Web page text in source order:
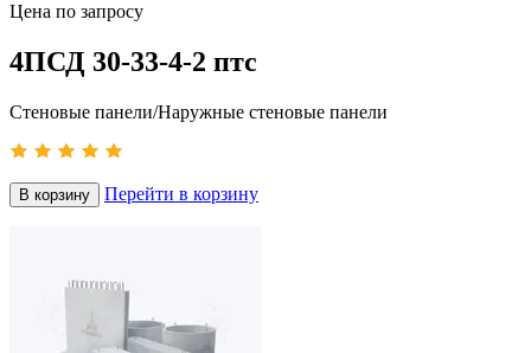
Цена по запросу
4ПСД 30-33-4-2 птс
Стеновые панели/Наружные стеновые панели
В корзину Перейти в корзину